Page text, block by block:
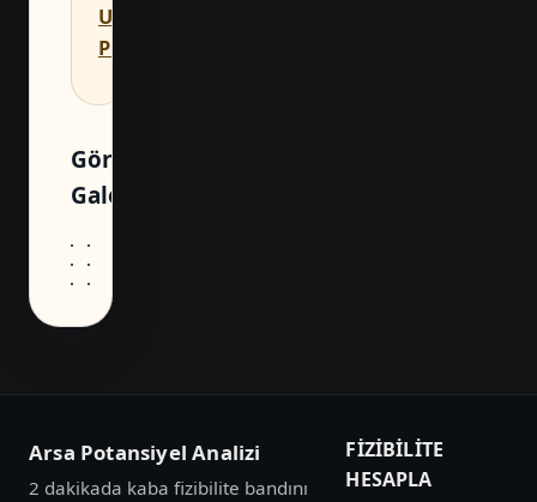
Uygulama
Planlaması
Görsel
Galeri
Arsa Potansiyel Analizi
2 dakikada kaba fizibilite bandını
FIZIBILITE
HESAPLA